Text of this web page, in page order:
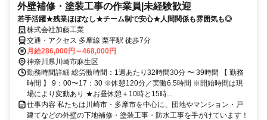
外壁補修・塗装工事の作業員|未経験歓迎
若手活躍★残業ほぼなし★チーム制で安心★人間関係も雰囲気も◎
株式会社加藤工業
交通・アクセス 多摩線 栗平駅 徒歩7分
月給286,000円～468,000円
神奈川県川崎市麻生区
勤務時間詳細 総労働時間：1週あたり32時間30分 〜 39時間 【 勤務
時間 】 9：00〜17：30 ※休憩120分／実働6.5時間 ※開始時間は現
場により変動あり ★お昼休憩＋10時と15時...
仕事内容 私たちは川崎市・多摩市を中心に、団地やマンション・戸
建てなどの外壁の下地補修・塗装工事・防水工事を手がけています！